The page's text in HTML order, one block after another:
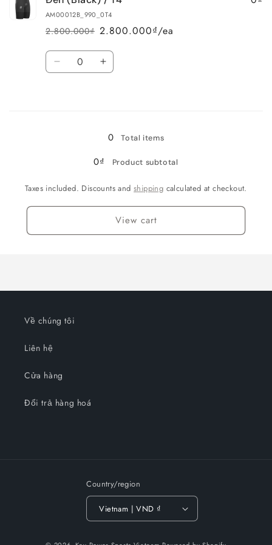
(Black)
T3
(Black)
/
T3
AM00012B_990_0T4
Regular
price
2.800.000₫
Sale
price
2.800.000₫/ea
Quantity
Decrease Increase
T4
0 Total items
0₫ Product subtotal
Taxes included. Discounts andshipping calculated at checkout.
View cart
Về chúng tôi
Liên hệ
Cửa hàng
Đổi trả hàng hoá
Country/region
Vietnam | VND ₫